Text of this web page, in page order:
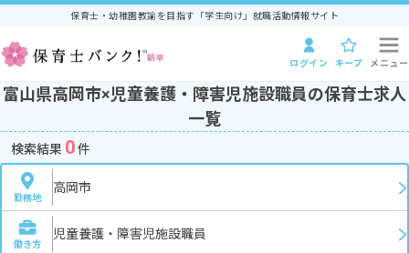
保育士・幼稚園教諭を目指す「学生向け」就職活動情報サイト
ログイン キープ メニュー
富山県高岡市×児童養護・障害児施設職員の保育士求人
一覧
検索結果 0件
勤務地
高岡市
働き方
児童養護・障害児施設職員